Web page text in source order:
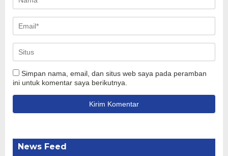
Simpan nama, email, dan situs web saya pada peramban
ini untuk komentar saya berikutnya.
News Feed